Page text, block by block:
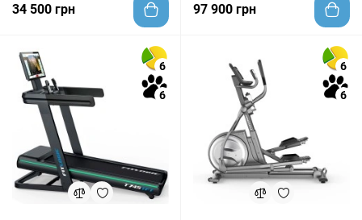
34 500 грн 97 900 грн
6
6
6
6